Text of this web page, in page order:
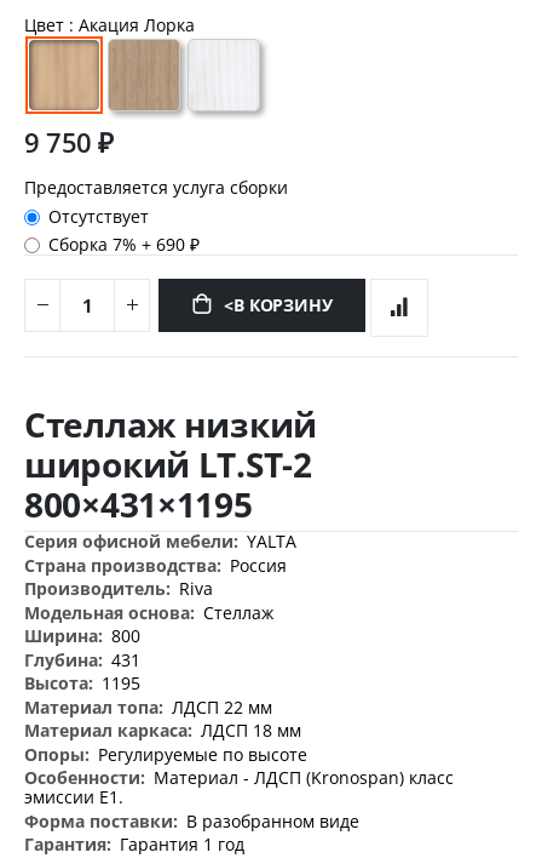
Цвет : Акация Лорка
9 750 ₽
Предоставляется услуга сборки
Отсутствует
Сборка 7%+690 ₽
<В КОРЗИНУ
началу
изображений
Стеллаж низкий
широкий LT.ST-2
800×431×1195
Дополнительная
информация
YALTA
Россия
Riva
Стеллаж
800
431
1195
ЛДСП 22 мм
ЛДСП 18 мм
Регулируемые по высоте
Материал - ЛДСП (Kronospan) класс
эмиссии Е1.
В разобранном виде
Гарантия 1 год